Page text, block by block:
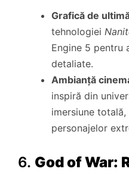
Grafică de
tehnologiei
Engine 5 pentru
detaliate.
Ambianță
inspiră din
imersiune
personajelor
6. God of War: